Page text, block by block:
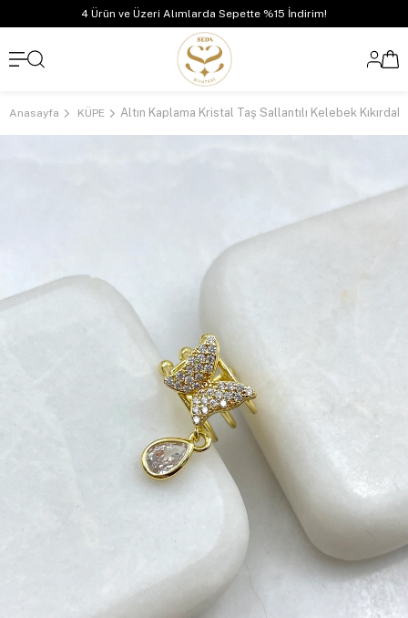
4 Ürün ve Üzeri Alımlarda Sepette %15 İndirim!
Anasayfa KÜPE